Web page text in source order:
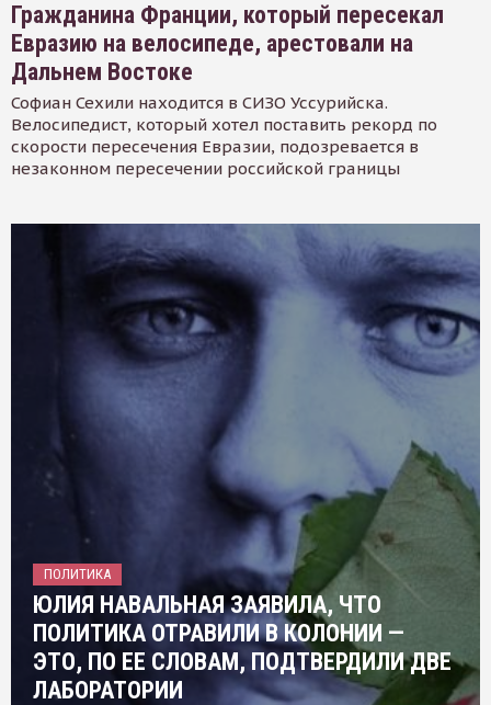
Гражданина Франции, который пересекал
Евразию на велосипеде, арестовали на
Дальнем Востоке
Софиан Сехили находится в СИЗО Уссурийска.
Велосипедист, который хотел поставить рекорд по
скорости пересечения Евразии, подозревается в
незаконном пересечении российской границы
ПОЛИТИКА
ЮЛИЯ НАВАЛЬНАЯ ЗАЯВИЛА, ЧТО
ПОЛИТИКА ОТРАВИЛИ В КОЛОНИИ —
ЭТО, ПО ЕЕ СЛОВАМ, ПОДТВЕРДИЛИ ДВЕ
ЛАБОРАТОРИИ